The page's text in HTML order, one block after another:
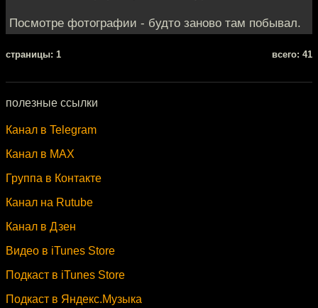
Посмотре фотографии - будто заново там побывал.
cтраницы: 1 всего: 41
полезные ссылки
Канал в Telegram
Канал в MAX
Группа в Контакте
Канал на Rutube
Канал в Дзен
Видео в iTunes Store
Подкаст в iTunes Store
Подкаст в Яндекс.Музыка